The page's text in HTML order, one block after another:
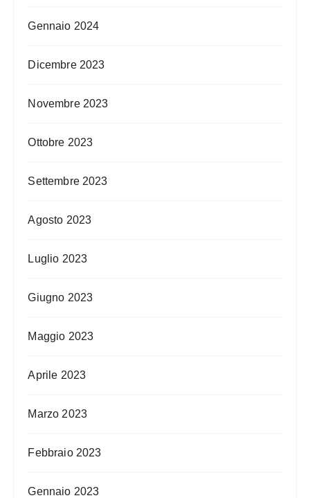
Gennaio 2024
Dicembre 2023
Novembre 2023
Ottobre 2023
Settembre 2023
Agosto 2023
Luglio 2023
Giugno 2023
Maggio 2023
Aprile 2023
Marzo 2023
Febbraio 2023
Gennaio 2023